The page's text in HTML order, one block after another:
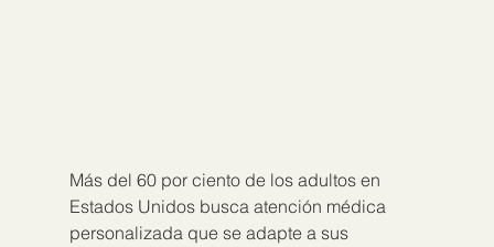
Más del 60 por ciento de los adultos en
Estados Unidos busca atención médica
personalizada que se adapte a sus